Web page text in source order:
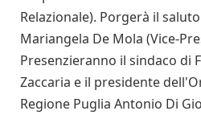
Relazionale). Porgerà il
Mariangela De Mola (Vice-
Presenzieranno il sindaco di
Zaccaria e il presidente
Regione Puglia Antonio Di